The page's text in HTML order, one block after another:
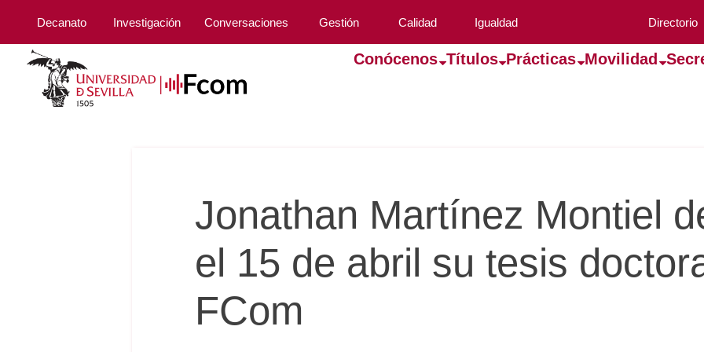
Decanato Investigación Conversaciones Gestión Calidad Igualdad Directorio
Conócenos Títulos Prácticas Movilidad
Jonathan Martínez Montiel
el 15 de abril su tesis
FCom